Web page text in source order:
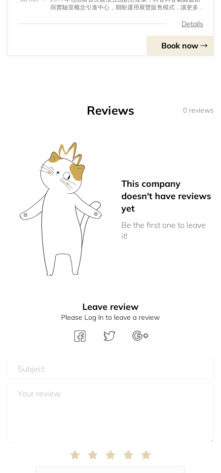
與實驗室概念引進中心，期盼運用展覽販售模式，讓更多
Details
Book now
Reviews 0 reviews
This company
doesn't have reviews
yet
Be the first one to leave
it!
Leave review
Please Log In to leave a review